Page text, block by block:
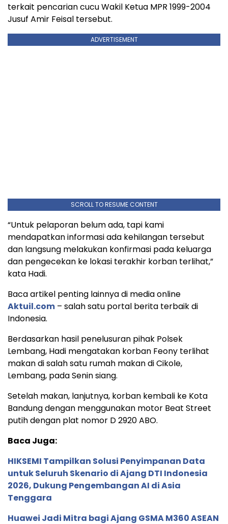
terkait pencarian cucu Wakil Ketua MPR 1999-2004
Jusuf Amir Feisal tersebut.
ADVERTISEMENT
SCROLL TO RESUME CONTENT
“Untuk pelaporan belum ada, tapi kami
mendapatkan informasi ada kehilangan tersebut
dan langsung melakukan konfirmasi pada keluarga
dan pengecekan ke lokasi terakhir korban terlihat,”
kata Hadi.
Baca artikel penting lainnya di media online
Aktuil.com – salah satu portal berita terbaik di
Indonesia.
Berdasarkan hasil penelusuran pihak Polsek
Lembang, Hadi mengatakan korban Feony terlihat
makan di salah satu rumah makan di Cikole,
Lembang, pada Senin siang.
Setelah makan, lanjutnya, korban kembali ke Kota
Bandung dengan menggunakan motor Beat Street
putih dengan plat nomor D 2920 ABO.
Baca Juga:
HIKSEMI Tampilkan Solusi Penyimpanan Data
untuk Seluruh Skenario di Ajang DTI Indonesia
2026, Dukung Pengembangan AI di Asia
Tenggara
Huawei Jadi Mitra bagi Ajang GSMA M360 ASEAN